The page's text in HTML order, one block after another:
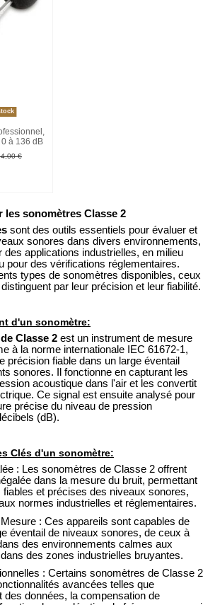
à 136 dB
€
les sonomètres Classe 2
sont des outils essentiels pour évaluer et
sonores dans divers environnements,
des applications industrielles, en milieu
pour des vérifications réglementaires.
types de sonomètres disponibles, ceux
par leur précision et leur fiabilité.
d'un sonomètre:
Classe 2 est un instrument de mesure
à la norme internationale IEC 61672-1,
précision fiable dans un large éventail
sonores. Il fonctionne en capturant les
acoustique dans l'air et les convertit
Ce signal est ensuite analysé pour
précise du niveau de pression
(dB).
Clés d'un sonomètre:
: Les sonomètres de Classe 2 offrent
dans la mesure du bruit, permettant
fiables et précises des niveaux sonores,
normes industrielles et réglementaires.
: Ces appareils sont capables de
éventail de niveaux sonores, de ceux à
des environnements calmes aux
des zones industrielles bruyantes.
: Certains sonomètres de Classe 2
avancées telles que
des données, la compensation de